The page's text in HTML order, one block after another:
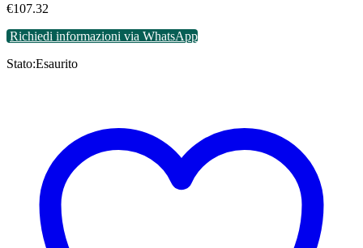
€107.32
Richiedi informazioni via WhatsApp
Stato:Esaurito